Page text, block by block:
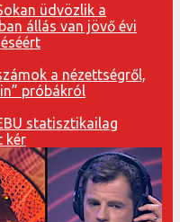
üdvözlik a
állás van jövő évi
a nézettségről,
próbákról
statisztikailag
kér